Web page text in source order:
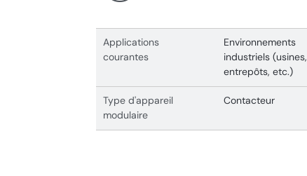
Applications
courantes
Environnements
industriels (usines,
entrepôts, etc.)
Type d'appareil
modulaire
Contacteur